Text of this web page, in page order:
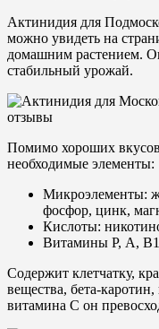
Актинидия для
можно увидеть на
домашним растением.
стабильный урожай.
Помимо хороших
необходимые элементы:
Микроэлементы:
фосфор, цинк,
Кислоты:
Витамины Р, А,
Содержит клетчатку,
вещества, бета-
витамина С он